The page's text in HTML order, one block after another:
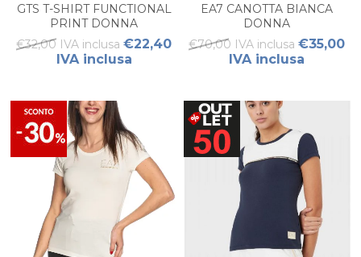
GTS T-SHIRT FUNCTIONAL
PRINT DONNA
€32,00 IVA inclusa €22,40
IVA inclusa
EA7 CANOTTA BIANCA
DONNA
€70,00 IVA inclusa €35,00
IVA inclusa